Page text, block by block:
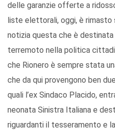
delle garanzie offerte a
liste elettorali, oggi, è rimasto
notizia questa che è
terremoto nella politica
che Rionero è sempre stata
che da qui provengono ben
quali l’ex Sindaco Placido,
neonata Sinistra Italiana e
riguardanti il tesseramento e